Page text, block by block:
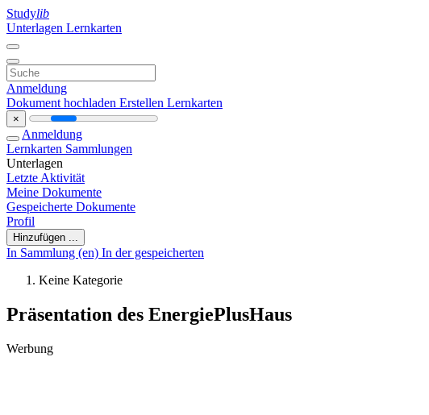
Studylib
Unterlagen Lernkarten
Anmeldung
Dokument hochladen Erstellen Lernkarten
×
Anmeldung
Lernkarten Sammlungen
Unterlagen
Letzte Aktivität
Meine Dokumente
Gespeicherte Dokumente
Profil
Hinzufügen ...
In Sammlung (en) In der gespeicherten
Keine Kategorie
Präsentation des EnergiePlusHaus
Werbung